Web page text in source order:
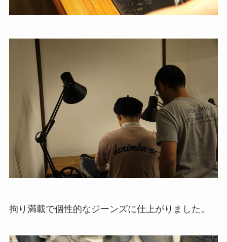
拘り満載で個性的なジーンズに仕上がりました。